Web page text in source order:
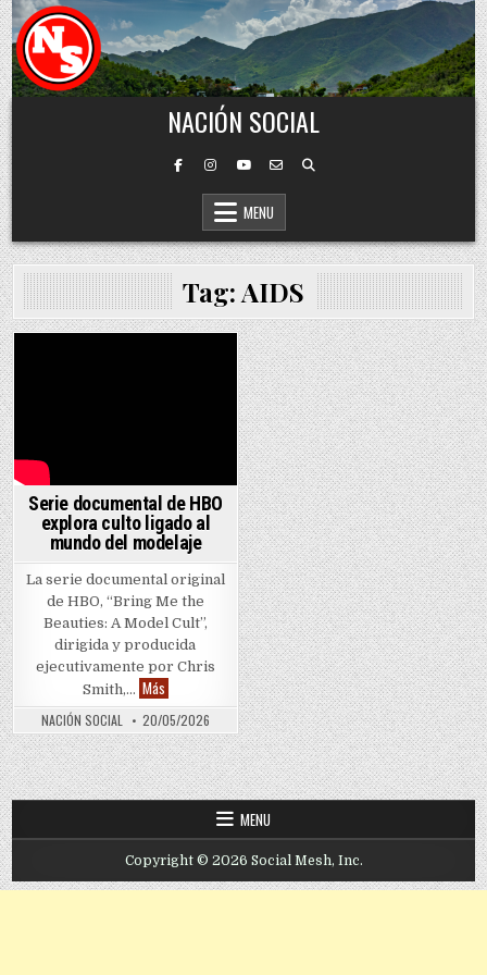
Skip to content
NACIÓN SOCIAL
MENU
Tag:AIDS
Serie documental de HBO
explora culto ligado al
mundo del modelaje
La serie documental original
de HBO, “Bring Me the
Beauties: A Model Cult”,
dirigida y producida
ejecutivamente por Chris
Smith,… MásSerie documental de HBO explora culto ligado al mundo
NACIÓN SOCIAL 20/05/2026
MENU
Copyright © 2026 Social Mesh, Inc.